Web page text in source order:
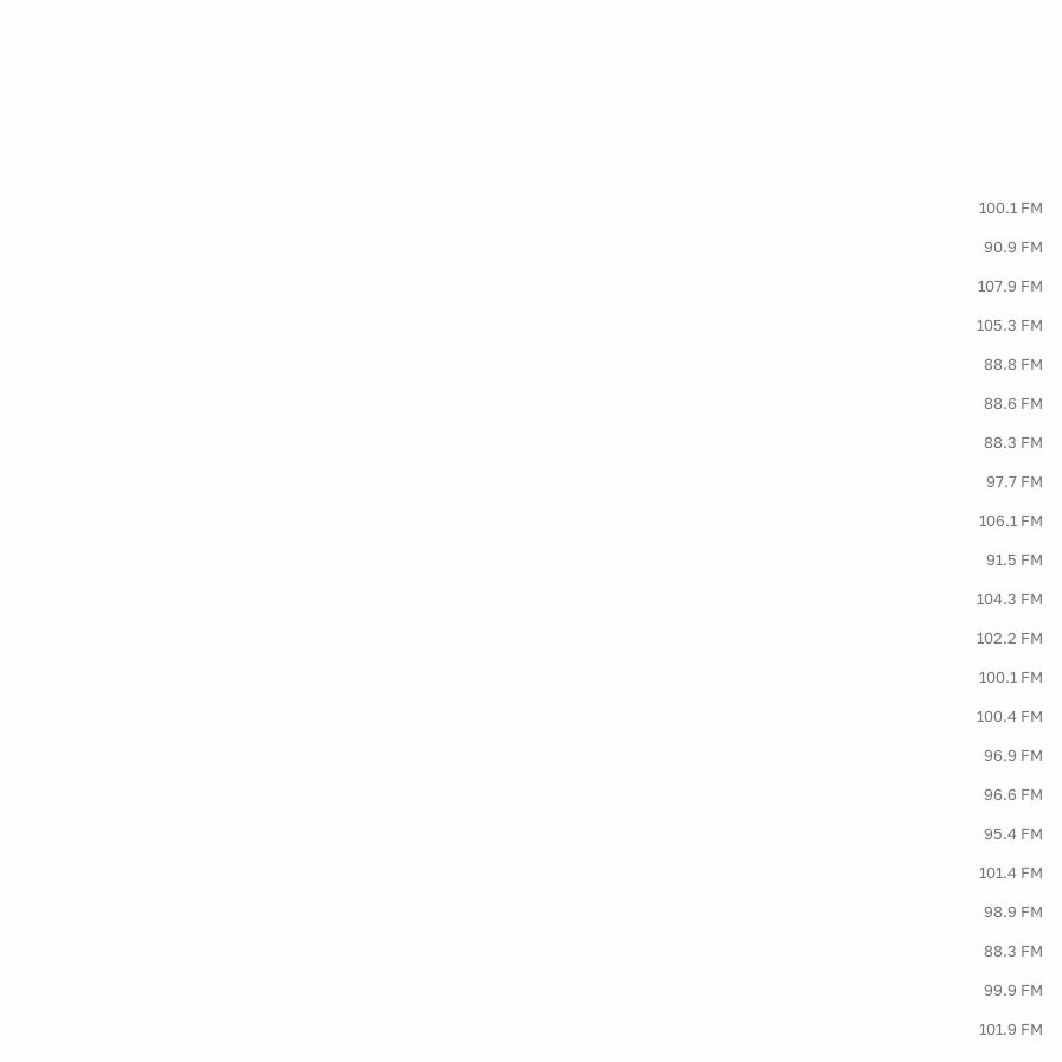
100.1 FM
90.9 FM
107.9 FM
105.3 FM
88.8 FM
88.6 FM
88.3 FM
97.7 FM
106.1 FM
91.5 FM
104.3 FM
102.2 FM
100.1 FM
100.4 FM
96.9 FM
96.6 FM
95.4 FM
101.4 FM
98.9 FM
88.3 FM
99.9 FM
101.9 FM